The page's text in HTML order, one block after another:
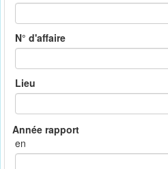
N° d'affaire
Lieu
en